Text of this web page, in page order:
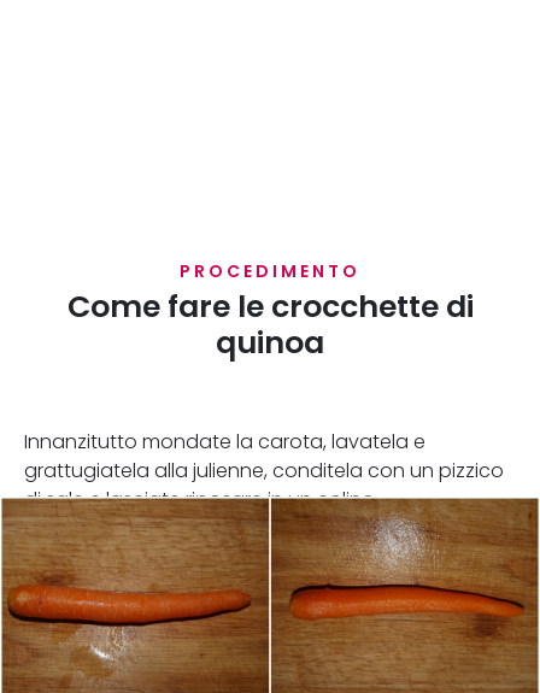
PROCEDIMENTO
Come fare le crocchette di
quinoa
Innanzitutto mondate la carota, lavatela e
grattugiatela alla julienne, conditela con un pizzico
di sale e lasciate riposare in un colino.